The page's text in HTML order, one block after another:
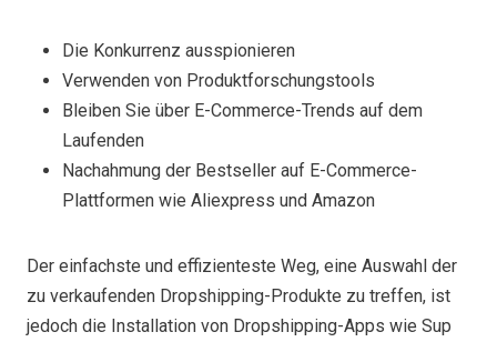
Die Konkurrenz ausspionieren
Verwenden von Produktforschungstools
Bleiben Sie über E-Commerce-Trends auf dem
Laufenden
Nachahmung der Bestseller auf E-Commerce-
Plattformen wie Aliexpress und Amazon
Der einfachste und effizienteste Weg, eine Auswahl der
zu verkaufenden Dropshipping-Produkte zu treffen, ist
jedoch die Installation von Dropshipping-Apps wie Sup